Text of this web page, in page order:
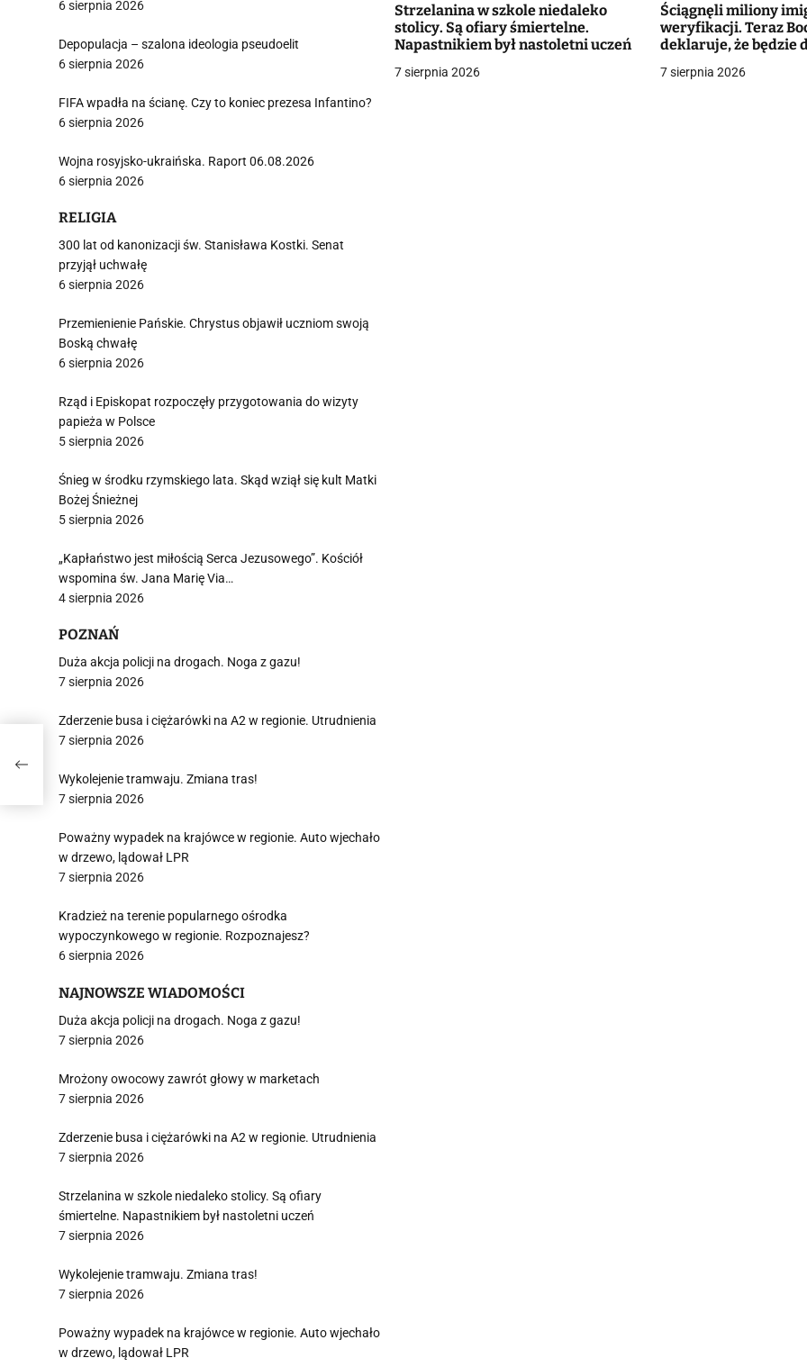
g
a
Strzelanina w szkole niedaleko
stolicy. Są ofiary śmiertelne.
Napastnikiem był nastoletni uczeń
7 sierpnia 2026
Ściągnęli miliony
weryfikacji. Teraz
deklaruje, że będzie
7 sierpnia 2026
6 sierpnia 2026
Depopulacja – szalona ideologia pseudoelit
6 sierpnia 2026
FIFA wpadła na ścianę. Czy to koniec prezesa Infantino?
6 sierpnia 2026
Wojna rosyjsko-ukraińska. Raport 06.08.2026
6 sierpnia 2026
RELIGIA
300 lat od kanonizacji św. Stanisława Kostki. Senat
przyjął uchwałę
6 sierpnia 2026
Przemienienie Pańskie. Chrystus objawił uczniom swoją
Boską chwałę
6 sierpnia 2026
Rząd i Episkopat rozpoczęły przygotowania do wizyty
papieża w Polsce
5 sierpnia 2026
Śnieg w środku rzymskiego lata. Skąd wziął się kult Matki
Bożej Śnieżnej
5 sierpnia 2026
„Kapłaństwo jest miłością Serca Jezusowego”. Kościół
wspomina św. Jana Marię Via…
4 sierpnia 2026
POZNAŃ
Duża akcja policji na drogach. Noga z gazu!
7 sierpnia 2026
Zderzenie busa i ciężarówki na A2 w regionie. Utrudnienia
7 sierpnia 2026
Wykolejenie tramwaju. Zmiana tras!
7 sierpnia 2026
Poważny wypadek na krajówce w regionie. Auto wjechało
w drzewo, lądował LPR
7 sierpnia 2026
Kradzież na terenie popularnego ośrodka
wypoczynkowego w regionie. Rozpoznajesz?
6 sierpnia 2026
NAJNOWSZE WIADOMOŚCI
Duża akcja policji na drogach. Noga z gazu!
7 sierpnia 2026
Mrożony owocowy zawrót głowy w marketach
7 sierpnia 2026
Zderzenie busa i ciężarówki na A2 w regionie. Utrudnienia
7 sierpnia 2026
Strzelanina w szkole niedaleko stolicy. Są ofiary
śmiertelne. Napastnikiem był nastoletni uczeń
7 sierpnia 2026
Wykolejenie tramwaju. Zmiana tras!
7 sierpnia 2026
Poważny wypadek na krajówce w regionie. Auto wjechało
w drzewo, lądował LPR